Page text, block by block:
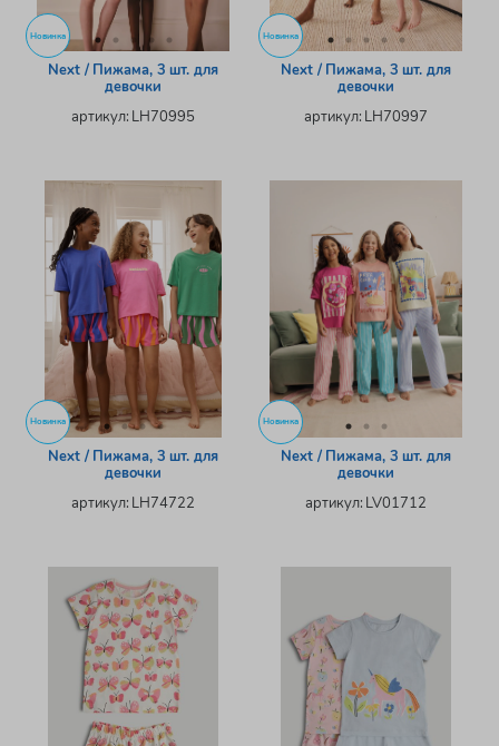
Новинка
Next / Пижама, 3 шт. для
девочки
артикул: LH70995
Новинка
Next / Пижама, 3 шт. для
девочки
артикул: LH70997
Новинка
Next / Пижама, 3 шт. для
девочки
артикул: LH74722
Новинка
Next / Пижама, 3 шт. для
девочки
артикул: LV01712